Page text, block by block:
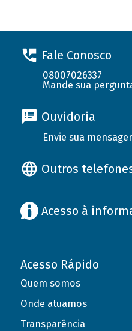
Fale Conosco
08007026337
Mande sua
Ouvidoria
Envie sua
Outros
Acesso à
Acesso Rápido
Quem somos
Onde atuamos
Transparência